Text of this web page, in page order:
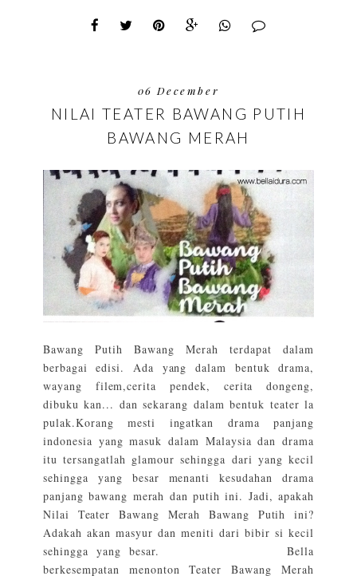
06 December
NILAI TEATER BAWANG PUTIH
BAWANG MERAH
Bawang Putih Bawang Merah terdapat dalam
berbagai edisi. Ada yang dalam bentuk drama,
wayang filem,cerita pendek, cerita dongeng,
dibuku kan... dan sekarang dalam bentuk teater la
pulak.Korang mesti ingatkan drama panjang
indonesia yang masuk dalam Malaysia dan drama
itu tersangatlah glamour sehingga dari yang kecil
sehingga yang besar menanti kesudahan drama
panjang bawang merah dan putih ini. Jadi, apakah
Nilai Teater Bawang Merah Bawang Putih ini?
Adakah akan masyur dan meniti dari bibir si kecil
sehingga yang besar. Bella
berkesempatan menonton Teater Bawang Merah